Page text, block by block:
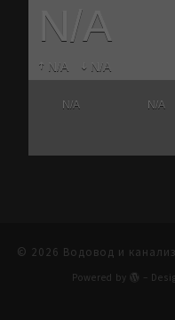
N/A N/A
N/A
N/A N/A
© 2026 Водовод и
Powered by –